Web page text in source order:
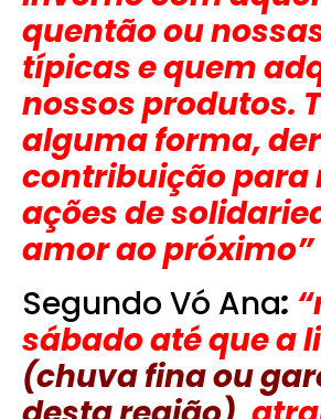
quentão ou
típicas e quem
nossos produtos.
alguma forma,
contribuição para
ações de
amor ao próximo”
Segundo Vó Ana:
sábado até que a
(chuva fina ou